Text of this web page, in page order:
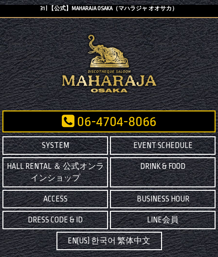
31 | 【公式】MAHARAJA OSAKA（マハラジャ オオサカ）
06-4704-8066
SYSTEM EVENT SCHEDULE
HALL RENTAL ＆ 公式オンラ
インショップ
DRINK & FOOD
ACCESS BUSINESS HOUR
DRESS CODE & ID LINE会員
EN(US) 한국어 繁体中文